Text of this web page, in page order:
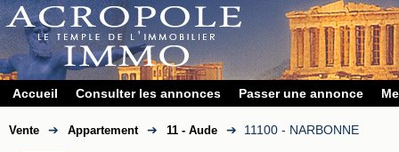
Accueil Consulter les annonces Passer une annonce
Vente ➔ Appartement ➔ 11 - Aude ➔ 11100 - NARBONNE